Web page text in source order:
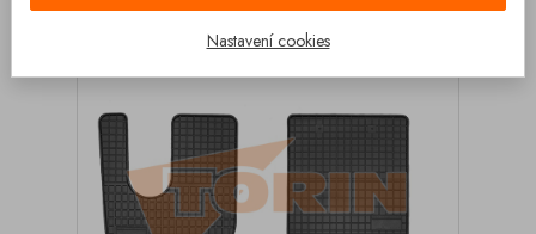
Nastavení cookies